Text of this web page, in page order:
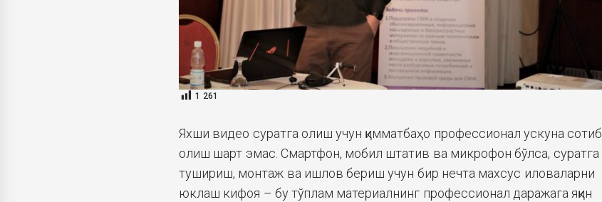
1 261
Яхши видео суратга олиш учун қимматбаҳо профессионал ускуна сотиб
олиш шарт эмас. Смартфон, мобил штатив ва микрофон бўлса, суратга
тушириш, монтаж ва ишлов бериш учун бир нечта махсус иловаларни
юклаш кифоя – бу тўплам материалнинг профессионал даражага яқин